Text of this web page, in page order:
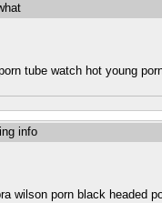
tube watch hot young
info
wilson porn black headed